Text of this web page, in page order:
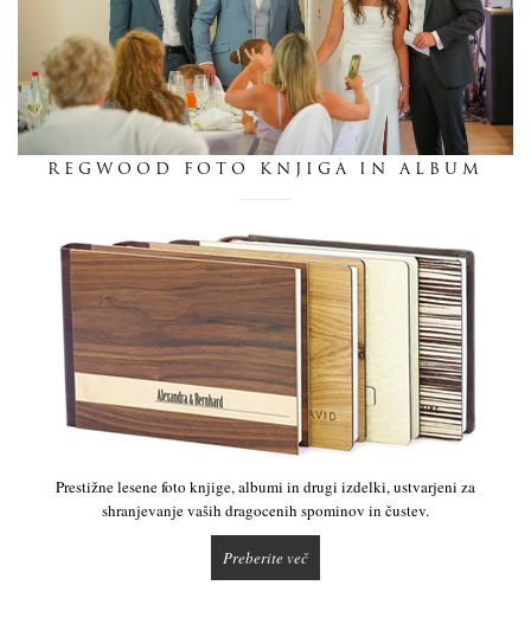
mi
dnevnik
REGWOOD FOTO KNJIGA IN ALBUM
Prestižne lesene foto knjige, albumi in drugi izdelki, ustvarjeni za
shranjevanje vaših dragocenih spominov in čustev.
Preberite več